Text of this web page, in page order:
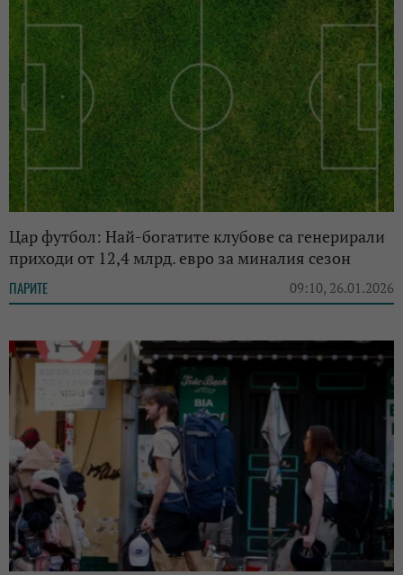
Цар футбол: Най-богатите клубове са генерирали
приходи от 12,4 млрд. евро за миналия сезон
ПАРИТЕ 09:10, 26.01.2026